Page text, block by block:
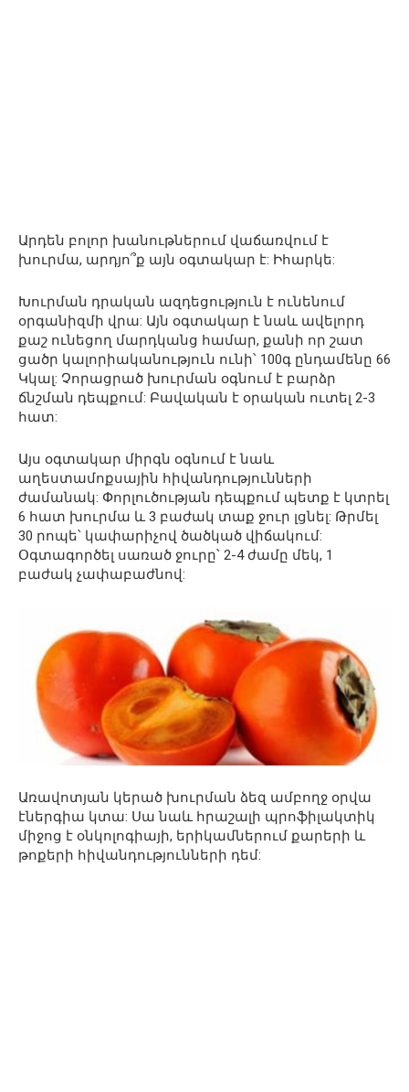
Արդեն բոլոր խանութներում վաճառվում է
խուրմա, արդյո՞ք այն օգտակար է: Իհարկե:
Խուրման դրական ազդեցություն է ունենում
օրգանիզմի վրա: Այն օգտակար է նաև ավելորդ
քաշ ունեցող մարդկանց համար, քանի որ շատ
ցածր կալորիականություն ունի՝ 100գ ընդամենը 66
Կկալ: Չորացրած խուրման օգնում է բարձր
ճնշման դեպքում: Բավական է օրական ուտել 2-3
հատ:
Այս օգտակար միրգն օգնում է նաև
աղեստամոքսային հիվանդությունների
ժամանակ: Փորլուծության դեպքում պետք է կտրել
6 հատ խուրմա և 3 բաժակ տաք ջուր լցնել: Թրմել
30 րոպե՝ կափարիչով ծածկած վիճակում:
Օգտագործել սառած ջուրը՝ 2-4 ժամը մեկ, 1
բաժակ չափաբաժնով:
Առավոտյան կերած խուրման ձեզ ամբողջ օրվա
էներգիա կտա: Սա նաև հրաշալի պրոֆիլակտիկ
միջոց է օնկոլոգիայի, երիկամներում քարերի և
թոքերի հիվանդությունների դեմ: